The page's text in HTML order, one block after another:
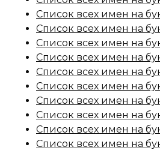
Список всех имен на
Список всех имен на
Список всех имен на
Список всех имен на
Список всех имен на
Список всех имен на
Список всех имен на
Список всех имен на
Список всех имен на
Список всех имен на